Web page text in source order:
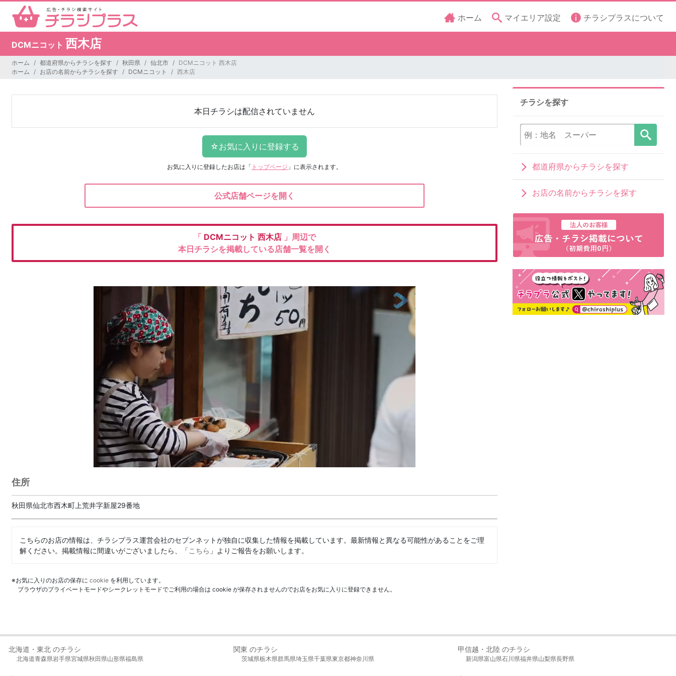
ホーム マイエリア設定 チラシプラスについて
DCMニコット 西木店
ホーム 都道府県からチラシを探す 秋田県 仙北市
DCMニコット 西木店
ホーム
お店の名前からチラシを探す DCMニコット 西木店
本日チラシは配信されていません
お気に入りに登録したお店は 「 トップページ 」に表示されます。
公式店舗ページを開く
「 DCMニコット 西木店 」周辺で
本日チラシを掲載している店舗一覧を開く
住所
秋田県仙北市西木町上荒井字新屋29番地
こちらのお店の情報は、チラシプラス運営会社のセブンネットが独自に収集した情報を掲載しています。最新情報と異なる可能性があることをご理
解ください。掲載情報に間違いがございましたら、「こちら 」よりご報告をお願いします。
※お気に入りのお店の保存に cookie を利用しています。
ブラウザのプライベートモードやシークレットモードでご利用の場合は cookie が保存されませんのでお店をお気に入りに登録できません。
チラシを探す
都道府県からチラシを探す
お店の名前からチラシを探す
北海道・東北 のチラシ
北海道青森県岩手県宮城県秋田県山形県福島県
関東 のチラシ
茨城県栃木県群馬県埼玉県千葉県東京都神奈川県
甲信越・北陸 のチラシ
新潟県富山県石川県福井県山梨県長野県